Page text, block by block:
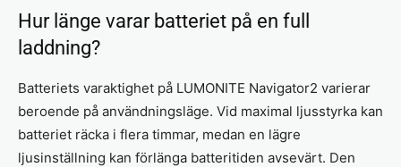
Hur länge varar batteriet på en full
laddning?
Batteriets varaktighet på LUMONITE Navigator2 varierar
beroende på användningsläge. Vid maximal ljusstyrka kan
batteriet räcka i flera timmar, medan en lägre
ljusinställning kan förlänga batteritiden avsevärt. Den